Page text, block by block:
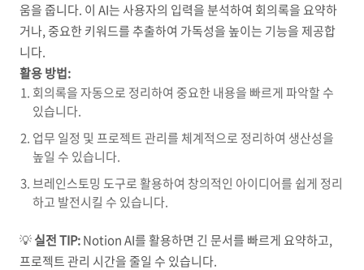
움을 줍니다. 이 AI는 사용자의 입력을 분석하여 회의록을 요약하
거나, 중요한 키워드를 추출하여 가독성을 높이는 기능을 제공합
니다.
활용 방법:
회의록을 자동으로 정리하여 중요한 내용을 빠르게 파악할 수
있습니다.
업무 일정 및 프로젝트 관리를 체계적으로 정리하여 생산성을
높일 수 있습니다.
브레인스토밍 도구로 활용하여 창의적인 아이디어를 쉽게 정리
하고 발전시킬 수 있습니다.
💡실전 TIP:Notion AI를 활용하면 긴 문서를 빠르게 요약하고,
프로젝트 관리 시간을 줄일 수 있습니다.